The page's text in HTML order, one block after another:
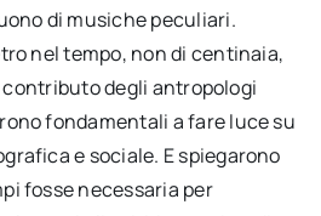
di musiche peculiari.
nel tempo, non di centinaia,
contributo degli antropologi
fondamentali a fare luce su
e sociale. E spiegarono
fosse necessaria per